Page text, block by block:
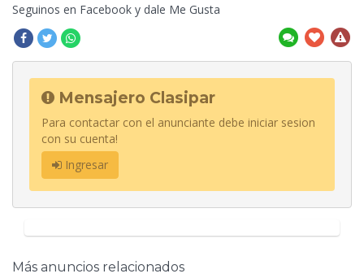
Seguinos en Facebook y dale Me Gusta
Mensajero Clasipar
Para contactar con el anunciante debe iniciar sesion
con su cuenta!
Ingresar
Más anuncios relacionados